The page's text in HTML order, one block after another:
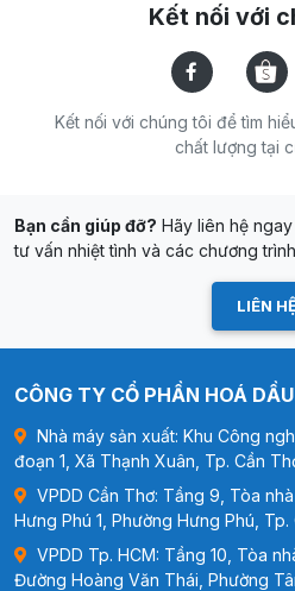
Kết nối với
Kết nối với chúng tôi để tìm
chất lượng tại
Bạn cần giúp đỡ? Hãy liên hệ
tư vấn nhiệt tình và các chương
LIÊN
CÔNG TY CỔ PHẦN HOÁ
Nhà máy sản xuất: Khu Công
đoạn 1, Xã Thạnh Xuân, Tp. Cần
VPDD Cần Thơ: Tầng 9, Tòa
Hưng Phú 1, Phường Hưng Phú, Tp.
VPDD Tp. HCM: Tầng 10, Tòa
Đường Hoàng Văn Thái, Phường